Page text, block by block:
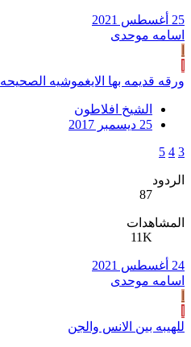
25 أغسطس 2021
اسامه موحدی
ورقه قديمه بها الايغموشيه الصحيحه
الشيخ افلاطون
25 ديسمبر 2017
3
4
5
الردود
87
المشاهدات
11K
24 أغسطس 2021
اسامه موحدی
للهيبه بين الانس والجن